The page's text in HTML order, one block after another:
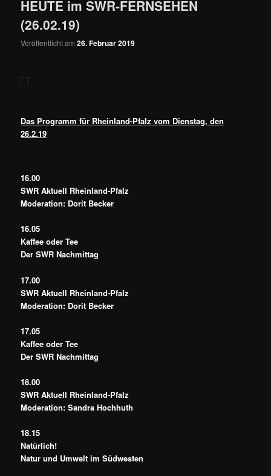
HEUTE im SWR-FERNSEHEN
(26.02.19)
Veröffentlicht am26. Februar 2019
Das Programm für Rheinland-Pfalz vom Dienstag, den
26.2.19
16.00
SWR Aktuell Rheinland-Pfalz
Moderation: Dorit Becker
16.05
Kaffee oder Tee
Der SWR Nachmittag
17.00
SWR Aktuell Rheinland-Pfalz
Moderation: Dorit Becker
17.05
Kaffee oder Tee
Der SWR Nachmittag
18.00
SWR Aktuell Rheinland-Pfalz
Moderation: Sandra Hochhuth
18.15
Natürlich!
Natur und Umwelt im Südwesten